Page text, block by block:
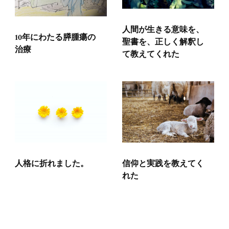
10年にわたる膵腫瘍の
治療
人間が生きる意味を、
聖書を、正しく解釈し
て教えてくれた
人格に折れました。
信仰と実践を教えてく
れた